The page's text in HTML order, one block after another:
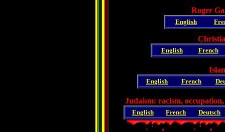
Roger
English
English French
English French
Judaism: racism,
English French Deutsch